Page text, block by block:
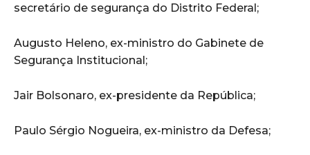
secretário de segurança do Distrito Federal;
Augusto Heleno, ex-ministro do Gabinete de
Segurança Institucional;
Jair Bolsonaro, ex-presidente da República;
Paulo Sérgio Nogueira, ex-ministro da Defesa;